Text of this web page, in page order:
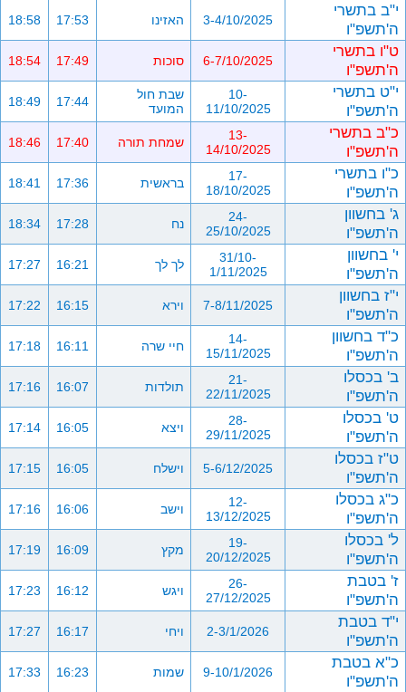
י"ב בתשרי
ה'תשפ"ו
3-4/10/2025 האזינו 17:53
18:58
ט"ו בתשרי
ה'תשפ"ו
6-7/10/2025 סוכות 17:49
18:54
י"ט בתשרי
ה'תשפ"ו
10-
11/10/2025
שבת חול
המועד
17:44
18:49
כ"ב בתשרי
ה'תשפ"ו
13-
14/10/2025
שמחת תורה 17:40
18:46
כ"ו בתשרי
ה'תשפ"ו
17-
18/10/2025
בראשית 17:36
18:41
ג' בחשוון
ה'תשפ"ו
24-
25/10/2025
נח 17:28
18:34
י' בחשוון
ה'תשפ"ו
31/10-
1/11/2025
לך לך 16:21
17:27
י"ז בחשוון
ה'תשפ"ו
7-8/11/2025 וירא 16:15
17:22
כ"ד בחשוון
ה'תשפ"ו
14-
15/11/2025
חיי שרה 16:11
17:18
ב' בכסלו
ה'תשפ"ו
21-
22/11/2025
תולדות 16:07
17:16
ט' בכסלו
ה'תשפ"ו
28-
29/11/2025
ויצא 16:05
17:14
ט"ז בכסלו
ה'תשפ"ו
5-6/12/2025 וישלח 16:05
17:15
כ"ג בכסלו
ה'תשפ"ו
12-
13/12/2025
וישב 16:06
17:16
ל' בכסלו
ה'תשפ"ו
19-
20/12/2025
מקץ 16:09
17:19
ז' בטבת
ה'תשפ"ו
26-
27/12/2025
ויגש 16:12
17:23
י"ד בטבת
ה'תשפ"ו
2-3/1/2026 ויחי 16:17
17:27
כ"א בטבת
ה'תשפ"ו
9-10/1/2026 שמות 16:23
17:33